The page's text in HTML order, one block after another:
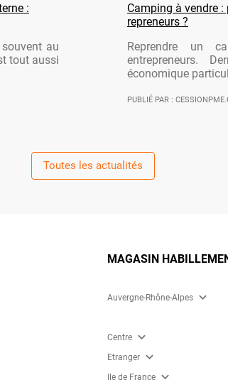
:
au
tout aussi
Camping à vendre
repreneurs ?
Reprendre un
entrepreneurs.
économique
PUBLIÉ PAR :
Toutes les actualités
MAGASIN
Auvergne-Rhône-Alpes expand_more
Centre expand_more
Etranger expand_more
Ile de France expand_more